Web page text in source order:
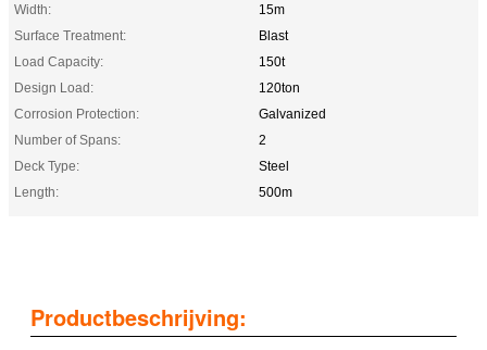
Width:
15m
Surface Treatment:
Blast
Load Capacity:
150t
Design Load:
120ton
Corrosion Protection:
Galvanized
Number of Spans:
2
Deck Type:
Steel
Length:
500m
Productbeschrijving: